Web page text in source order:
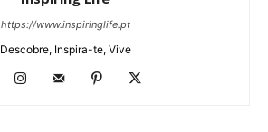
https://www.inspiringlife.pt
Descobre, Inspira-te, Vive